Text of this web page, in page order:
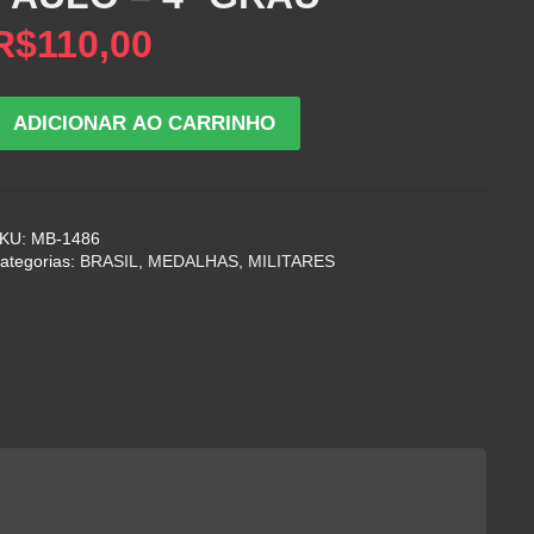
110,00
ADICIONAR AO CARRINHO
MB-1486
BRASIL, MEDALHAS, MILITARES